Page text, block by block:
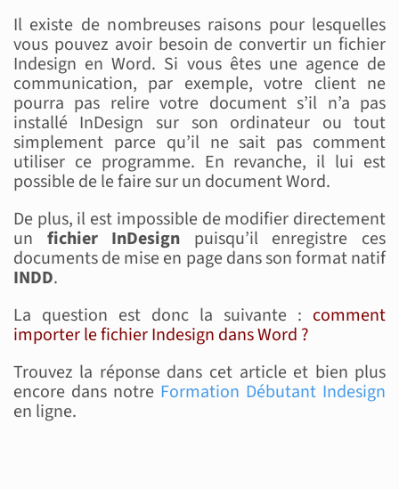
Il existe de nombreuses raisons pour lesquelles
vous pouvez avoir besoin de convertir un fichier
Indesign en Word. Si vous êtes une agence de
communication, par exemple, votre client ne
pourra pas relire votre document s’il n’a pas
installé InDesign sur son ordinateur ou tout
simplement parce qu’il ne sait pas comment
utiliser ce programme. En revanche, il lui est
possible de le faire sur un document Word.
De plus, il est impossible de modifier directement
un fichier InDesign puisqu’il enregistre ces
documents de mise en page dans son format natif
INDD.
La question est donc la suivante : comment
importer le fichier Indesign dans Word ?
Trouvez la réponse dans cet article et bien plus
encore dans notre Formation Débutant Indesign
en ligne.